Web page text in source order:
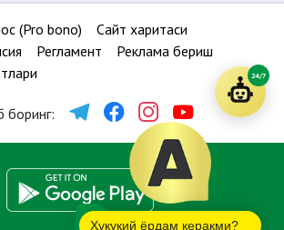
(Pro bono)
Сайт харитаси
Регламент
Реклама бериш
боринг:
Ҳуқуқий ёрдам керакми?
24/7